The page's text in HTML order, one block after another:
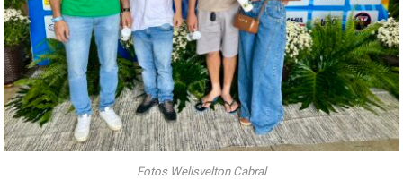
Fotos Welisvelton Cabral